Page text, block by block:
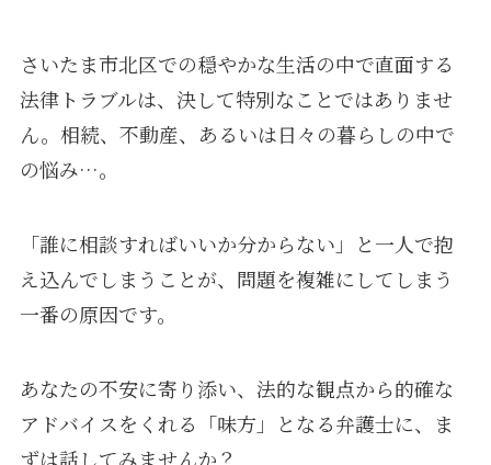
さいたま市北区での穏やかな生活の中で直面する
法律トラブルは、決して特別なことではありませ
ん。相続、不動産、あるいは日々の暮らしの中で
の悩み…。
「誰に相談すればいいか分からない」と一人で抱
え込んでしまうことが、問題を複雑にしてしまう
一番の原因です。
あなたの不安に寄り添い、法的な観点から的確な
アドバイスをくれる「味方」となる弁護士に、ま
ずは話してみませんか？